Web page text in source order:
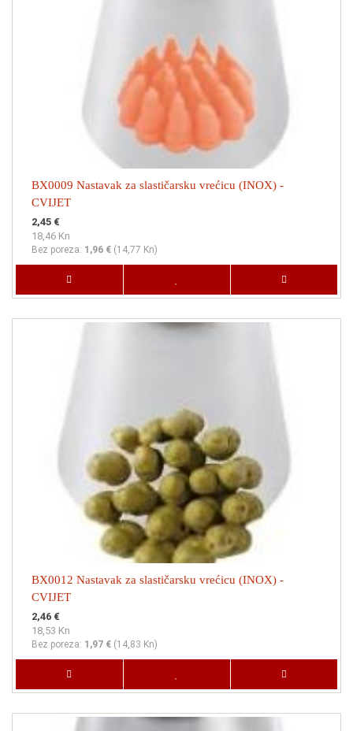
BX0009 Nastavak za slastičarsku vrećicu (INOX) -
CVIJET
2,45 €
18,46 Kn
Bez poreza: 1,96 € (14,77 Kn)
BX0012 Nastavak za slastičarsku vrećicu (INOX) -
CVIJET
2,46 €
18,53 Kn
Bez poreza: 1,97 € (14,83 Kn)